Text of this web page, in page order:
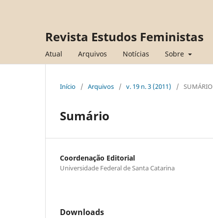
Revista Estudos Feministas
Atual Arquivos Notícias Sobre
Início / Arquivos / v. 19 n. 3 (2011) / SUMÁRIO
Sumário
Coordenação Editorial
Universidade Federal de Santa Catarina
Downloads